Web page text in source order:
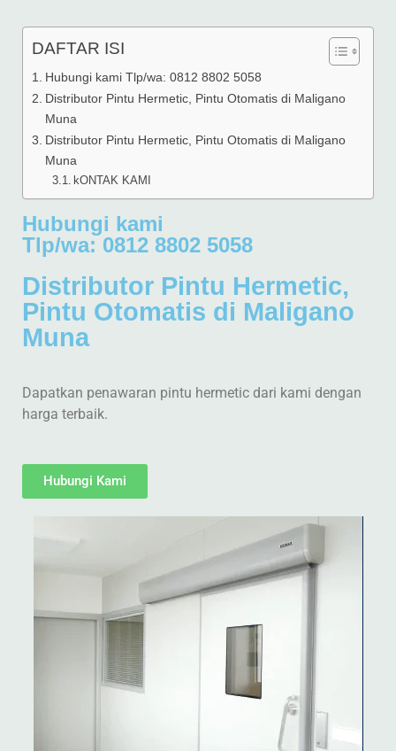
DAFTAR ISI
Hubungi kami Tlp/wa: 0812 8802 5058
Distributor Pintu Hermetic, Pintu Otomatis di Maligano
Muna
Distributor Pintu Hermetic, Pintu Otomatis di Maligano
Muna
kONTAK KAMI
Hubungi kami
Tlp/wa: 0812 8802 5058
Distributor Pintu Hermetic,
Pintu Otomatis di Maligano
Muna
Dapatkan penawaran pintu hermetic dari kami dengan
harga terbaik.
Hubungi Kami